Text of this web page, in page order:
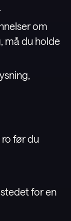
om
må du holde
før du
for en